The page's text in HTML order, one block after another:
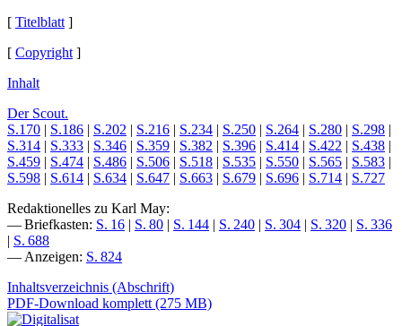
[ Titelblatt ]
[ Copyright ]
Inhalt
Der Scout.
S.170 | S.186 | S.202 | S.216 | S.234 | S.250 | S.264 | S.280 | S.298 |
S.314 | S.333 | S.346 | S.359 | S.382 | S.396 | S.414 | S.422 | S.438 |
S.459 | S.474 | S.486 | S.506 | S.518 | S.535 | S.550 | S.565 | S.583 |
S.598 | S.614 | S.634 | S.647 | S.663 | S.679 | S.696 | S.714 | S.727
Redaktionelles zu Karl May:
— Briefkasten: S. 16 | S. 80 | S. 144 | S. 240 | S. 304 | S. 320 | S. 336
| S. 688
— Anzeigen: S. 824
Inhaltsverzeichnis (Abschrift)
PDF-Download komplett (275 MB)